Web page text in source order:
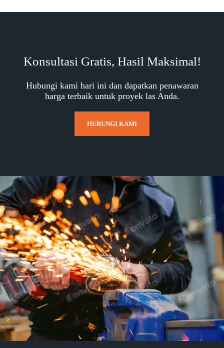
Konsultasi Gratis, Hasil Maksimal!
Hubungi kami hari ini dan dapatkan penawaran
harga terbaik untuk proyek las Anda.
HUBUNGI KAMI